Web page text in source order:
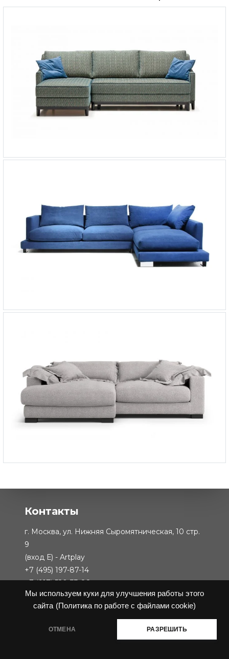
Мы используем куки для улучшения работы этого
сайта (Политика по работе с файлами cookie)
ОТМЕНА РАЗРЕШИТЬ
Контакты
г. Москва, ул. Нижняя Сыромятническая, 10 стр.
9
(вход Е) - Artplay
+7 (495) 197-87-14
+7 (917) 520-33-88
г. Москва, проезд Невельского, 3к2